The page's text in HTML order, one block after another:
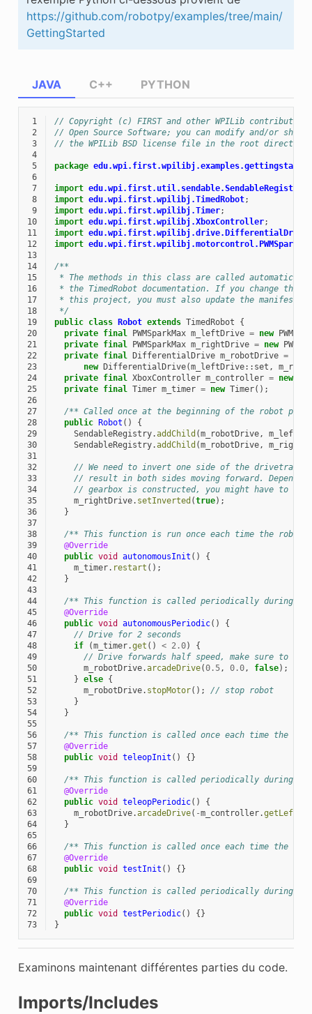
https://github.com/robotpy/examples/tree/main/
GettingStarted
JAVA
1
// Copyright (c) FIRST and other WPILib contributors.
2
// Open Source Software; you can modify and/or
3
// the WPILib BSD license file in the root
4
5
package edu.wpi.first.wpilibj.examples.gettingstarted
6
7
import edu.wpi.first.util.sendable.SendableRegistry
8
import edu.wpi.first.wpilibj.TimedRobot;
9
import edu.wpi.first.wpilibj.Timer;
10
import edu.wpi.first.wpilibj.XboxController;
11
import edu.wpi.first.wpilibj.drive.DifferentialDrive
12
import edu.wpi.first.wpilibj.motorcontrol.PWMSparkMax
13
14
/**
15
* The methods in this class are called
16
* the TimedRobot documentation. If you change
17
* this project, you must also update the manifest
18
*/
19
public class Robot extends TimedRobot
{
20
private final PWMSparkMax m_leftDrive = new
21
private final PWMSparkMax m_rightDrive = new
22
private final DifferentialDrive m_robotDrive =
23
new DifferentialDrive(m_leftDrive:: set ,
24
private final XboxController m_controller = new
25
private final Timer m_timer = new Timer();
26
27
/** Called once at the beginning of the robot
28
public Robot ()
{
29
SendableRegistry.addChild (m_robotDrive,
30
SendableRegistry.addChild (m_robotDrive,
31
32
// We need to invert one side of the drivetrain
33
// result in both sides moving forward.
34
// gearbox is constructed, you might have to
35
m_rightDrive. setInverted (true);
36
}
37
38
/** This function is run once each time the robot
39
@Override
40
public void autonomousInit ()
{
41
m_timer. restart ();
42
}
43
44
/** This function is called periodically during
45
@Override
46
public void autonomousPeriodic()
{
47
// Drive for 2 seconds
48
if (m_timer.get () < 2.0)
{
49
// Drive forwards half speed, make sure to
50
m_robotDrive.arcadeDrive(0.5, 0.0, false);
51
} else {
52
m_robotDrive. stopMotor();
// stop robot
53
}
54
}
55
56
/** This function is called once each time the
57
@Override
58
public void teleopInit ()
{}
59
60
/** This function is called periodically during
61
@Override
62
public void teleopPeriodic()
{
63
m_robotDrive.arcadeDrive( -m_controller.getLeftY
64
}
65
66
/** This function is called once each time the
67
@Override
68
public void testInit ()
{}
69
70
/** This function is called periodically during
71
@Override
72
public void testPeriodic()
{}
73
}
C++ PYTHON
Examinons maintenant différentes parties du code.
Imports/Includes